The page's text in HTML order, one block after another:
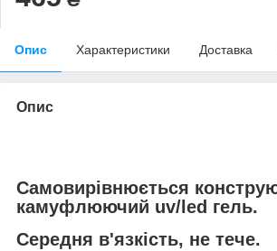
Опис Характеристики Доставка
Опис
Самовирівнюється
камуфлюючий uv/led гель.
Середня в'язкість, не тече.